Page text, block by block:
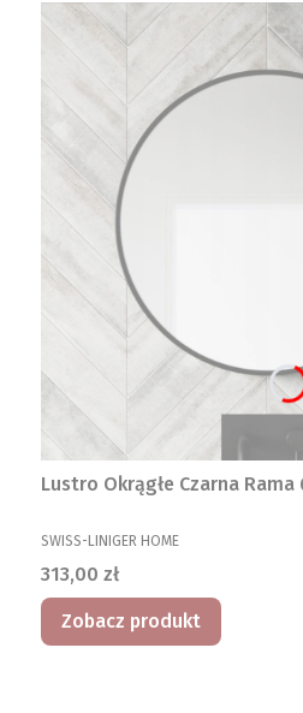
Lustro Okrągłe Czarna Rama
PRODUCENT
SWISS-LINIGER HOME
Cena
313,00 zł
Zobacz produkt